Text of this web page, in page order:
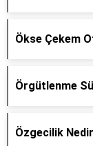
Ökse Çekem
Örgütlenme
Özgecilik